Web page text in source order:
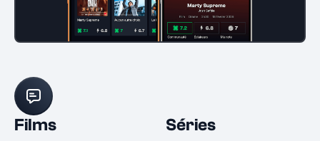
Films Séries